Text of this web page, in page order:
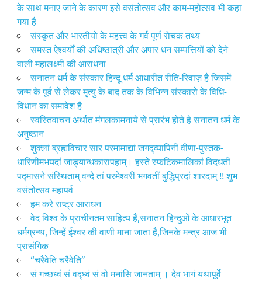
के साथ मनाए जाने के कारण इसे वसंतोत्सव और काम-महोत्सव भी कहा
गया है
संस्कृत और भारतीयो के महत्त्व के गर्व पूर्ण रोचक तथ्य
समस्त ऐश्वर्यों की अधिष्ठात्री और अपार धन सम्पत्तियों को देने
वाली महालक्ष्मी की आराधना
सनातन धर्म के संस्कार हिन्दू धर्म आधारीत रीति-रिवाज़ है जिसमें
जन्म के पूर्व से लेकर मृत्यु के बाद तक के विभिन्न संस्कारो के विधि-
विधान का समावेश है
स्वस्तिवाचन अर्थात मंगलकामनाये से प्रारंभ होते हे सनातन धर्म के
अनुष्ठान
शुक्लां ब्रह्मविचार सार परमामाद्यां जगद्व्यापिनीं वीणा-पुस्तक-
धारिणीमभयदां जाड्यान्धकारापहाम्‌। हस्ते स्फटिकमालिकां विदधतीं
पद्मासने संस्थिताम्‌ वन्दे तां परमेश्वरीं भगवतीं बुद्धिप्रदां शारदाम्‌ !! शुभ
वसंतोत्सव महापर्व
हम करे राष्ट्र आराधन
वेद विश्व के प्राचीनतम साहित्य हैं,सनातन हिन्दुओं के आधारभूत
धर्मग्रन्थ, जिन्हें ईश्वर की वाणी माना जाता है,जिनके मन्त्र आज भी
प्रासंगिक
“चरैवेति चरैवेति”
सं गच्छध्वं सं वद्ध्वं सं वो मनांसि जानताम् । देव भागं यथापूर्वे